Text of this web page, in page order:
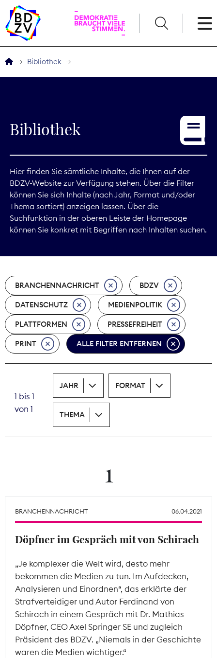
Service
Digitales
Kommunikation
Marktdaten
Nachhaltigkeit
Nachwuchs
Nova Award
Print
Wächterpreis
Mitgliederbereich
Bibliothek
Bibliothek
Hier finden Sie sämtliche Inhalte, die Ihnen auf der
BDZV-Website zur Verfügung stehen. Über die Filter
können Sie sich Inhalte (nach Jahr, Format und/oder
Thema sortiert) anzeigen lassen. Über die
Suchfunktion in der oberen Leiste der Homepage
können Sie konkret mit Begriffen nach Inhalten suchen.
BRANCHENNACHRICHT BDZV
DATENSCHUTZ MEDIENPOLITIK
PLATTFORMEN PRESSEFREIHEIT
PRINT ALLE FILTER ENTFERNEN
1 bis 1
von 1
JAHR FORMAT
THEMA
1
BRANCHENNACHRICHT 06.04.2021
Döpfner im Gespräch mit von Schirach
„Je komplexer die Welt wird, desto mehr
bekommen die Medien zu tun. Im Aufdecken,
Analysieren und Einordnen“, das erklärte der
Strafverteidiger und Autor Ferdinand von
Schirach in einem Gespräch mit Dr. Mathias
Döpfner, CEO Axel Springer SE und zugleich
Präsident des BDZV. „Niemals in der Geschichte
waren die Medien wichtiger.“